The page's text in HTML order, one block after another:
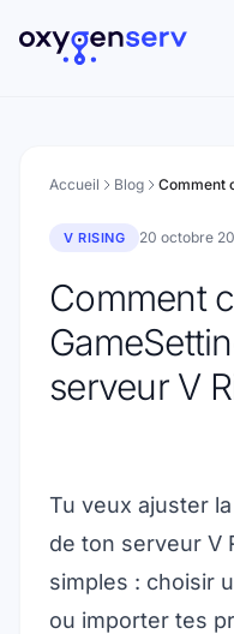
Accueil Blog
V RISING 20 octobre
Comment
serveur V
Tu veux ajuster
de ton serveur V
simples : choisir
ou importer tes